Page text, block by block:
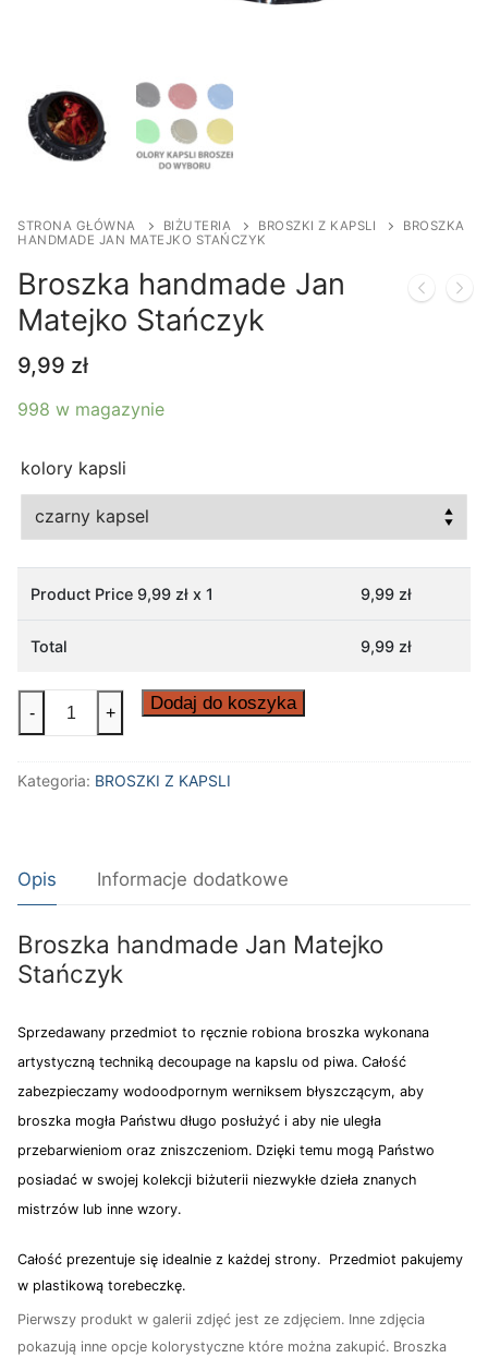
STRONA GŁÓWNA BIŻUTERIA BROSZKI Z KAPSLI
BROSZKA
HANDMADE JAN MATEJKO STAŃCZYK
Broszka handmade Jan
Matejko Stańczyk
9,99 zł
998 w magazynie
kolory kapsli
Product Price 9,99 zł x 1 9,99 zł
Total 9,99 zł
Broszka
Jan
- + Dodaj do koszyka
Kategoria: BROSZKI Z KAPSLI
Opis Informacje dodatkowe
Broszka handmade Jan Matejko
Stańczyk
Sprzedawany przedmiot to ręcznie robiona broszka wykonana
artystyczną techniką decoupage na kapslu od piwa. Całość
zabezpieczamy wodoodpornym werniksem błyszczącym, aby
broszka mogła Państwu długo posłużyć i aby nie uległa
przebarwieniom oraz zniszczeniom. Dzięki temu mogą Państwo
posiadać w swojej kolekcji biżuterii niezwykłe dzieła znanych
mistrzów lub inne wzory.
Całość prezentuje się idealnie z każdej strony. Przedmiot pakujemy
w plastikową torebeczkę.
Pierwszy produkt w galerii zdjęć jest ze zdjęciem. Inne zdjęcia
pokazują inne opcje kolorystyczne które można zakupić. Broszka